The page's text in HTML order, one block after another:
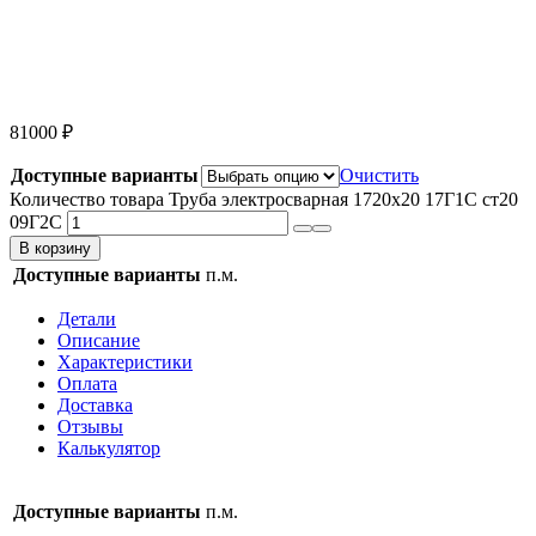
81000 ₽
Доступные варианты
Очистить
Количество товара Труба электросварная 1720х20 17Г1С ст20
09Г2С
В корзину
Доступные варианты п.м.
Детали
Описание
Характеристики
Оплата
Доставка
Отзывы
Калькулятор
Доступные варианты п.м.